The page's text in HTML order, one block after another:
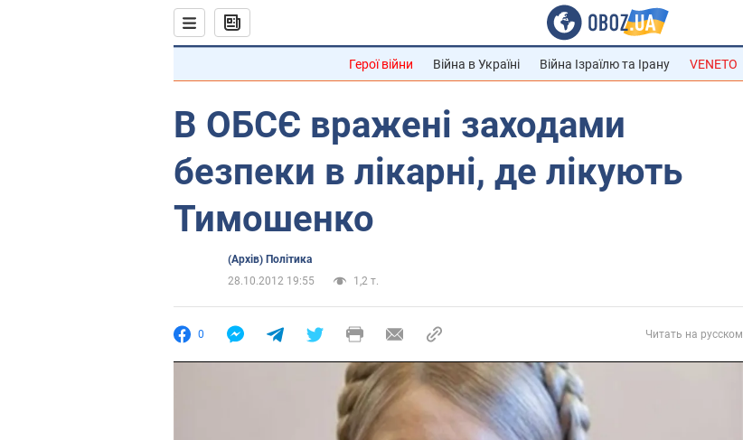
Герої війни Війна в Україні Війна Ізраїлю та Ірану VENETO
В ОБСЄ вражені заходами
безпеки в лікарні, де лікують
Тимошенко
(Архів) Політика
28.10.2012 19:55
1,2 т.
0 Читать на русском